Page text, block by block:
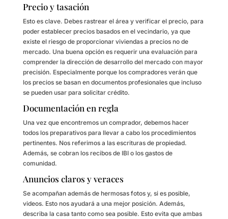
Precio y tasación
Esto es clave. Debes rastrear el área y verificar el precio, para
poder establecer precios basados ​​en el vecindario, ya que
existe el riesgo de proporcionar viviendas a precios no de
mercado. Una buena opción es requerir una evaluación para
comprender la dirección de desarrollo del mercado con mayor
precisión. Especialmente porque los compradores verán que
los precios se basan en documentos profesionales que incluso
se pueden usar para solicitar crédito.
Documentación en regla
Una vez que encontremos un comprador, debemos hacer
todos los preparativos para llevar a cabo los procedimientos
pertinentes. Nos referimos a las escrituras de propiedad.
Además, se cobran los recibos de IBI o los gastos de
comunidad.
Anuncios claros y veraces
Se acompañan además de hermosas fotos y, si es posible,
videos. Esto nos ayudará a una mejor posición. Además,
describa la casa tanto como sea posible. Esto evita que ambas